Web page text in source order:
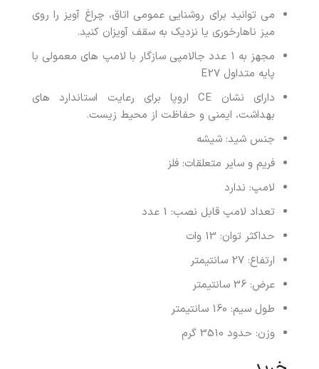
می توانید برای روشنایی عمومی اتاق، چراغ آویز را روی
میز ناهارخوری یا نزدیک به سقف آویزان کنید.
مجهز به 1 عدد جالامپی سازگار با لامپ های معمولی با
پایه متداول E27
دارای نشان CE اروپا برای رعایت استاندارد های
بهداشت، ایمنی و حفاظت از محیط زیست.
جنس شید: شیشه
فریم و سایر متعلقات: فلز
لامپ: ندارد
تعداد لامپ قابل نصب: 1 عدد
حداکثر توان: 13 وات
ارتفاع: 27 سانتیمتر
عرض: 36 سانتیمتر
طول سیم: 160 سانتیمتر
وزن: حدود 3510 گرم